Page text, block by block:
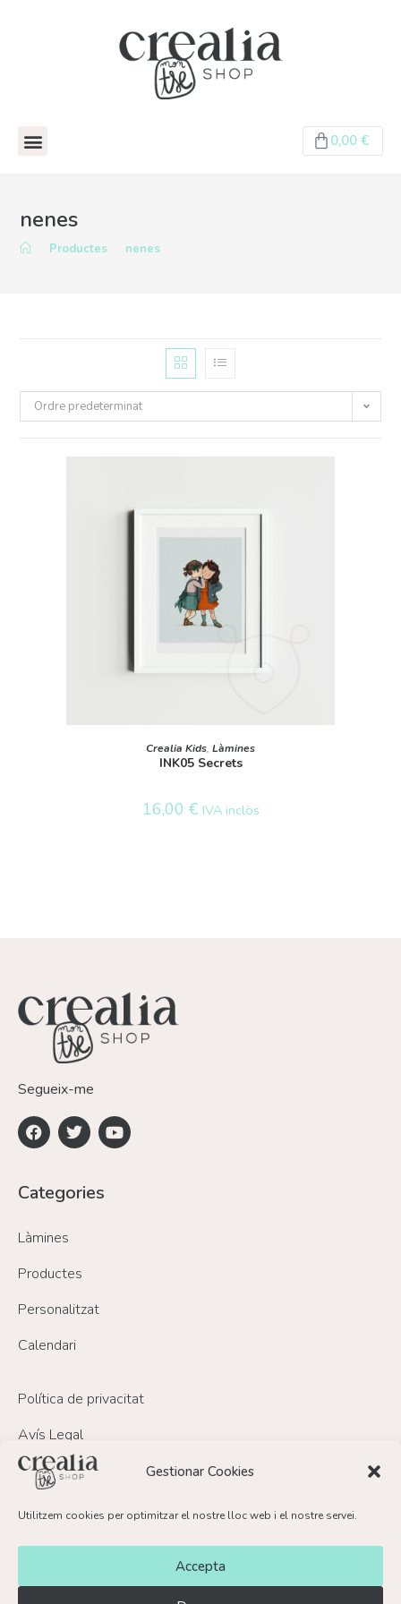
Gestionar Cookies
Utilitzem cookies per optimitzar el nostre lloc web i el nostre servei.
Accepta
0,00 €
nenes
Productes nenes
Ordre predeterminat
AFEGEIX A LA CISTELLA
Crealia Kids, Làmines
INK05 Secrets
16,00 € IVA inclòs
Segueix-me
Categories
Làmines
Productes
Personalitzat
Calendari
Política de privacitat
Avís Legal
Política de Cookies
Política de devolucions i reemborsament